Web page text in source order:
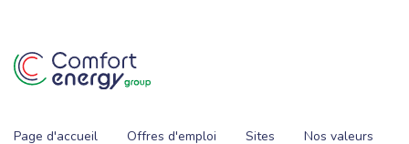
Page d'accueil Offres d'emploi Sites Nos valeurs